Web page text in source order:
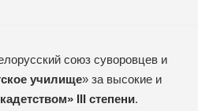
союз суворовцев и
училище» за высокие и
III степени.